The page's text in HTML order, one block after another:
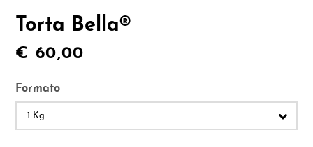
Torta Bella®
€ 60,00
Formato
1 Kg